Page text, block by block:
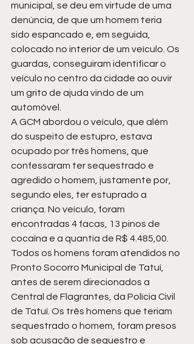
municipal, se deu em virtude de uma
denúncia, de que um homem teria
sido espancado e, em seguida,
colocado no interior de um veículo. Os
guardas, conseguiram identificar o
veículo no centro da cidade ao ouvir
um grito de ajuda vindo de um
automóvel.
A GCM abordou o veículo, que além
do suspeito de estupro, estava
ocupado por três homens, que
confessaram ter sequestrado e
agredido o homem, justamente por,
segundo eles, ter estuprado a
criança. No veículo, foram
encontradas 4 facas, 13 pinos de
cocaína e a quantia de R$ 4.485,00.
Todos os homens foram atendidos no
Pronto Socorro Municipal de Tatuí,
antes de serem direcionados a
Central de Flagrantes, da Polícia Civil
de Tatuí. Os três homens que teriam
sequestrado o homem, foram presos
sob acusação de sequestro e